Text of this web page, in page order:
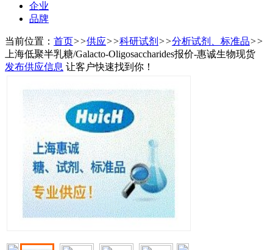
企业
品牌
当前位置： 首页>>供应>>科研试剂 >>分析试剂、标准品>>
上海低聚半乳糖/Galacto-Oligosaccharides报价-惠诚生物现货
发布供应信息 让客户快速找到你！